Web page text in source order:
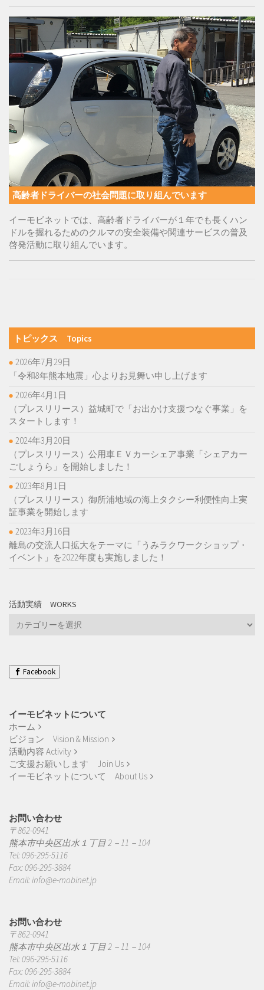
高齢者ドライバーの社会問題に取り組んでいます
イーモビネットでは、高齢者ドライバーが１年でも長くハン
ドルを握れるためのクルマの安全装備や関連サービスの普及
啓発活動に取り組んでいます。
トピックス Topics
「令和8年熊本地震」心よりお見舞い申し上げます
2026年7月29日
（プレスリリース）益城町で「お出かけ支援つなぐ事業」を
スタートします！
2026年4月1日
（プレスリリース）公用車ＥＶカーシェア事業「シェアカー
ごしょうら」を開始しました！
2024年3月20日
（プレスリリース）御所浦地域の海上タクシー利便性向上実
証事業を開始します
2023年8月1日
離島の交流人口拡大をテーマに「うみラクワークショップ・
イベント」を2022年度も実施しました！
2023年3月16日
活動実績 WORKS
動
WorksFacebook
イーモビネットについて
ホーム
ビジョン Vision & Mission
活動内容 Activity
ご支援お願いします Join Us
イーモビネットについて About Us
お問い合わせ
〒862-0941
熊本市中央区出水１丁目 2－11－104
Tel: 096-295-5116
Fax: 096-295-3884
Email: info@e-mobinet.jp
お問い合わせ
〒862-0941
熊本市中央区出水１丁目 2－11－104
Tel: 096-295-5116
Fax: 096-295-3884
Email: info@e-mobinet.jp